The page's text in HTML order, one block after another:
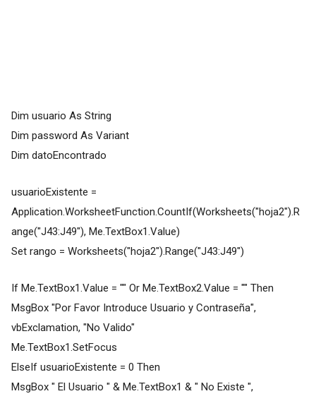
Dim usuario As String
Dim password As Variant
Dim datoEncontrado
usuarioExistente =
Application.WorksheetFunction.CountIf(Worksheets("hoja2").R
ange("J43:J49"), Me.TextBox1.Value)
Set rango = Worksheets("hoja2").Range("J43:J49")
If Me.TextBox1.Value = "" Or Me.TextBox2.Value = "" Then
MsgBox "Por Favor Introduce Usuario y Contraseña",
vbExclamation, "No Valido"
Me.TextBox1.SetFocus
ElseIf usuarioExistente = 0 Then
MsgBox " El Usuario " & Me.TextBox1 & " No Existe ",